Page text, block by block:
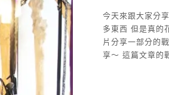
今天來跟大家分
多東西 但是真的
片分享一部分的
享～ 這篇文章的